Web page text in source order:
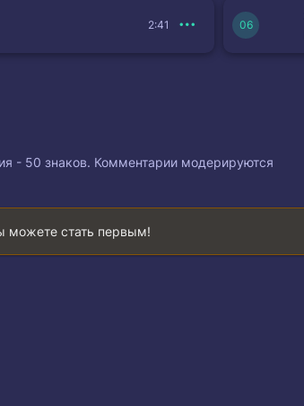
2:41
- 50 знаков. Комментарии модерируются
можете стать первым!